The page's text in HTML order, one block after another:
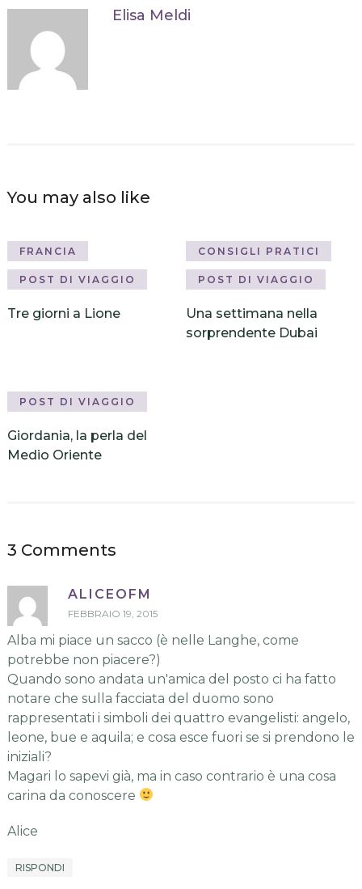
Elisa Meldi
You may also like
FRANCIA
POST DI VIAGGIO
Tre giorni a Lione
CONSIGLI PRATICI
POST DI VIAGGIO
Una settimana nella
sorprendente Dubai
POST DI VIAGGIO
Giordania, la perla del
Medio Oriente
3 Comments
ALICEOFM
FEBBRAIO 19, 2015
Alba mi piace un sacco (è nelle Langhe, come
potrebbe non piacere?)
Quando sono andata un'amica del posto ci ha fatto
notare che sulla facciata del duomo sono
rappresentati i simboli dei quattro evangelisti: angelo,
leone, bue e aquila; e cosa esce fuori se si prendono le
iniziali?
Magari lo sapevi già, ma in caso contrario è una cosa
carina da conoscere
Alice
RISPONDI